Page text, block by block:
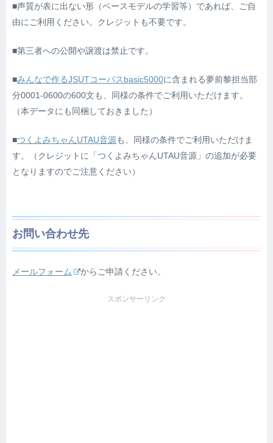
■声質が表に出ない形（ベースモデルの学習等）であれば、ご自
由にご利用ください。クレジットも不要です。
■第三者への公開や譲渡は禁止です。
■みんなで作るJSUTコーパスbasic5000に含まれる夢前黎担当部
分0001-0600の600文も、同様の条件でご利用いただけます。
（本データにも同梱しておきました）
■つくよみちゃんUTAU音源も、同様の条件でご利用いただけま
す。（クレジットに「つくよみちゃんUTAU音源」の追加が必要
となりますのでご注意ください）
お問い合わせ先
メールフォーム からご申請ください。
スポンサーリンク